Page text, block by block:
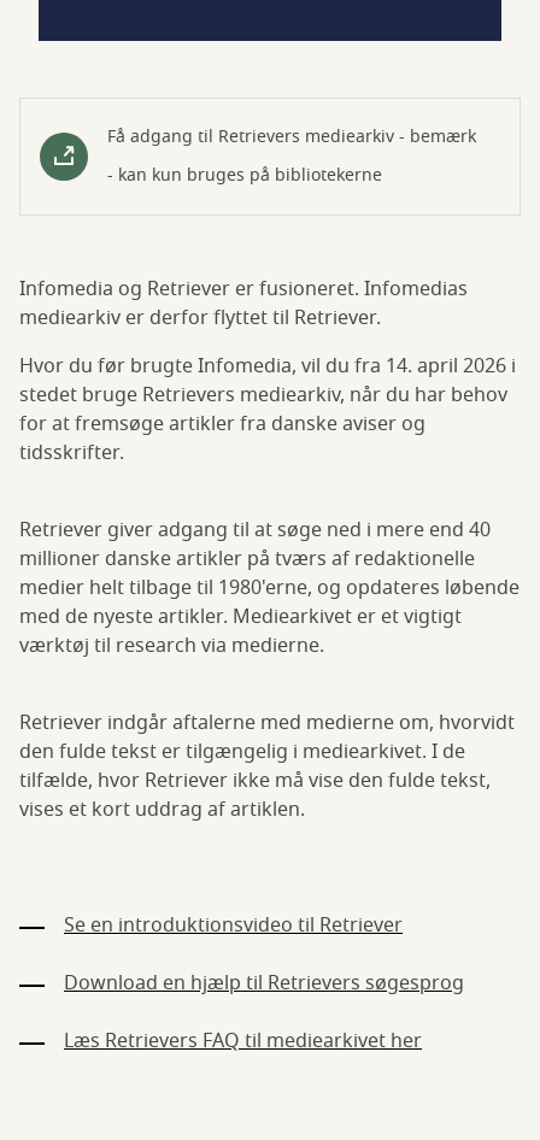
Få adgang til Retrievers mediearkiv - bemærk
- kan kun bruges på bibliotekerne
Infomedia og Retriever er fusioneret. Infomedias
mediearkiv er derfor flyttet til Retriever.
Hvor du før brugte Infomedia, vil du fra 14. april 2026 i
stedet bruge Retrievers mediearkiv, når du har behov
for at fremsøge artikler fra danske aviser og
tidsskrifter.
Retriever giver adgang til at søge ned i mere end 40
millioner danske artikler på tværs af redaktionelle
medier helt tilbage til 1980'erne, og opdateres løbende
med de nyeste artikler. Mediearkivet er et vigtigt
værktøj til research via medierne.
Retriever indgår aftalerne med medierne om, hvorvidt
den fulde tekst er tilgængelig i mediearkivet. I de
tilfælde, hvor Retriever ikke må vise den fulde tekst,
vises et kort uddrag af artiklen.
Se en introduktionsvideo til Retriever
Download en hjælp til Retrievers søgesprog
Læs Retrievers FAQ til mediearkivet her